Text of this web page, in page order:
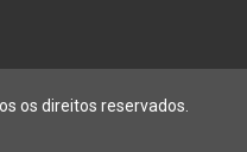
os direitos reservados.